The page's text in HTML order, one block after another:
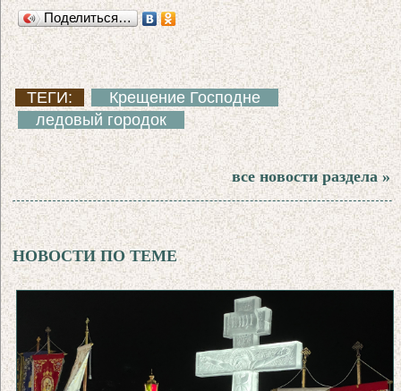
Поделиться…
ТЕГИ:
Крещение Господне
ледовый городок
все новости раздела »
НОВОСТИ ПО ТЕМЕ